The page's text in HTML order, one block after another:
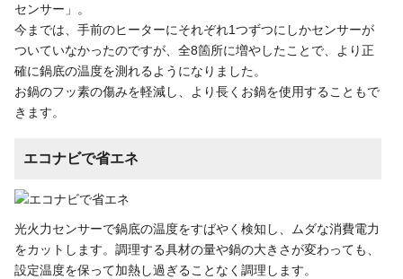
センサー」。
今までは、手前のヒーターにそれぞれ1つずつにしかセンサーが
ついていなかったのですが、全8箇所に増やしたことで、より正
確に鍋底の温度を測れるようになりました。
お鍋のフッ素の傷みを軽減し、より長くお鍋を使用することもで
きます。
エコナビで省エネ
光火力センサーで鍋底の温度をすばやく検知し、ムダな消費電力
をカットします。調理する具材の量や鍋の大きさが変わっても、
設定温度を保って加熱し過ぎることなく調理します。